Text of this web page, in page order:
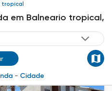
tropical
em Balneario tropical,
- Cidade